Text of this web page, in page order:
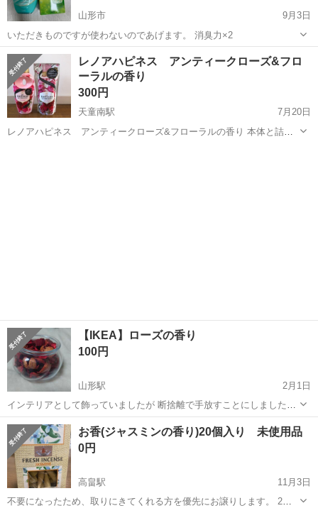
山形市
9月3日
いただきものですが使わないのであげます。 消臭力×2
山形 山形市 芳香剤、消臭剤
レノアハピネス アンティークローズ&フロ
ーラルの香り
300円
天童南駅
7月20日
レノアハピネス アンティークローズ&フローラルの香り 本体と詰め
【IKEA】ローズの香り
100円
山形駅
2月1日
インテリアとして飾っていましたが 断捨離で手放すことにしました。
部屋全体をいい香りにするほどのものではありませんが 近づくとロー
ズの香りがほのかに香ります。
山形 山形市 山形駅 芳香剤、消臭剤 IKEA
お香(ジャスミンの香り)20個入り 未使用品
0円
高畠駅
11月3日
不要になったため、取りにきてくれる方を優先にお譲りします。 2週